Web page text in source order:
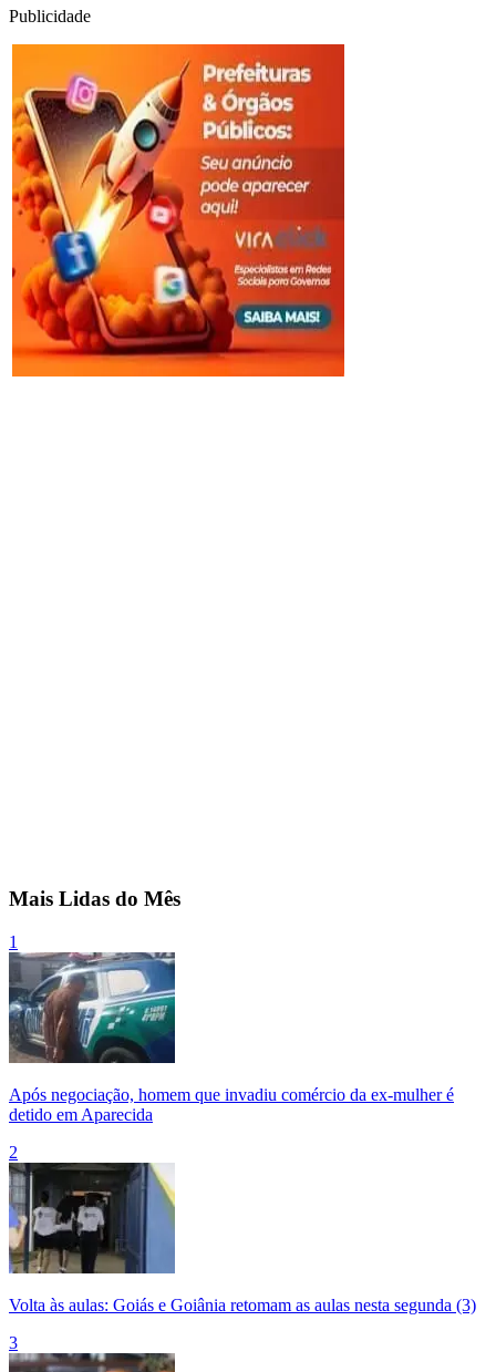
Publicidade
Mais Lidas do Mês
1
Após negociação, homem que invadiu comércio da ex-mulher é
detido em Aparecida
2
Volta às aulas: Goiás e Goiânia retomam as aulas nesta segunda (3)
3